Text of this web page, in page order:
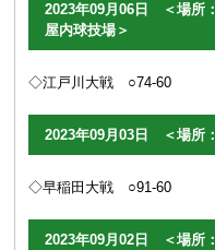
2023年09月06日 ＜場所
屋内球技場＞
◇江戸川大戦 ○74-60
2023年09月03日 ＜場所
◇早稲田大戦 ○91-60
2023年09月02日 ＜場所